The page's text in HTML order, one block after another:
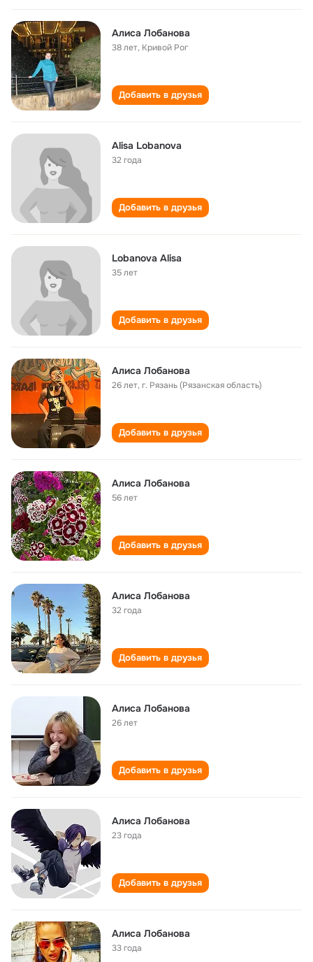
Алиса Лобанова
38 лет, Кривой Рог
Добавить в друзья
Alisa Lobanova
32 года
Добавить в друзья
Lobanova Alisa
35 лет
Добавить в друзья
Алиса Лобанова
26 лет,г. Рязань (Рязанская область)
Добавить в друзья
Алиса Лобанова
56 лет
Добавить в друзья
Алиса Лобанова
32 года
Добавить в друзья
Алиса Лобанова
26 лет
Добавить в друзья
Алиса Лобанова
23 года
Добавить в друзья
Алиса Лобанова
33 года